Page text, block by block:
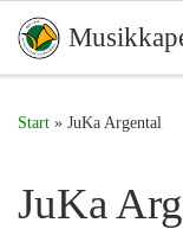
Zum Inhalt
Start » JuKa Argental
JuKa